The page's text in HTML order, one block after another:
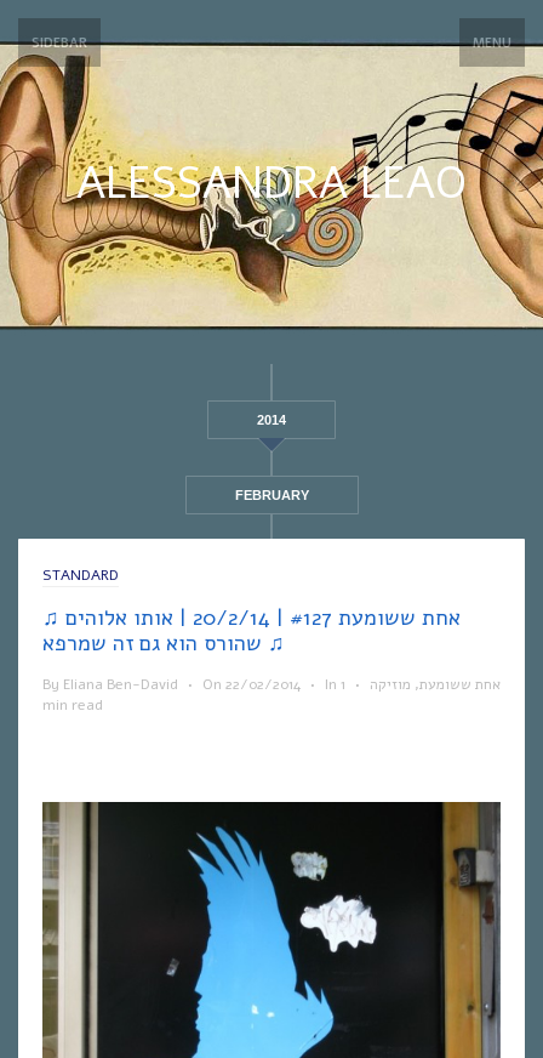
SIDEBAR MENU
ALESSANDRA LEAO
2014
FEBRUARY
STANDARD
♫ אחת ששומעת #127 | 20/2/14 | אותו אלוהים
שהורס הוא גם זה שמרפא ♫
By Eliana Ben-David • On 22/02/2014 • In אחת ששומעת, מוזיקה •
1
min read